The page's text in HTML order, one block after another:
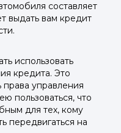
составляет
выдать вам кредит
использовать
кредита. Это
права управления
пользоваться, что
для тех, кому
передвигаться на